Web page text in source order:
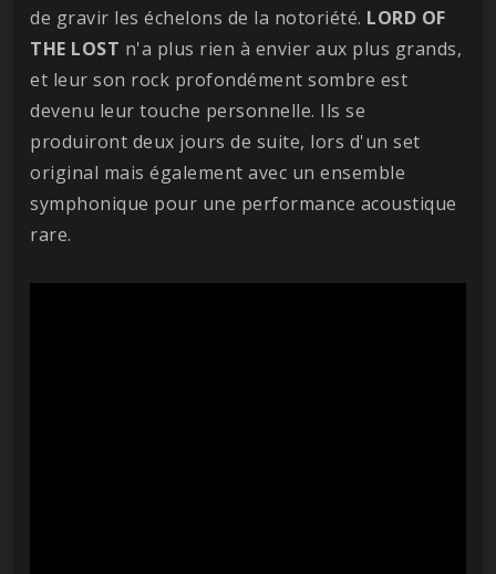
de gravir les échelons de la notoriété. LORD OF
THE LOST n'a plus rien à envier aux plus grands,
et leur son rock profondément sombre est
devenu leur touche personnelle. Ils se
produiront deux jours de suite, lors d'un set
original mais également avec un ensemble
symphonique pour une performance acoustique
rare.